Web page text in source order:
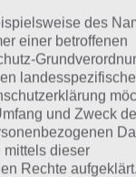
für 94%
Prinzessin. Da
Level
jedem
des
einer betroffenen
und Zweck
mittels dieser
Rechte aufgeklärt.